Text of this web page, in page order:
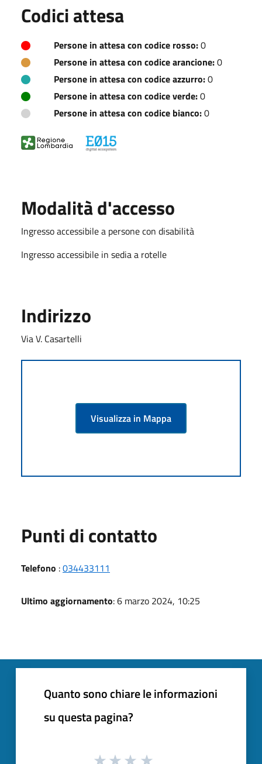
Codici attesa
Persone in attesa con codice rosso:0
Persone in attesa con codice arancione:0
Persone in attesa con codice azzurro:0
Persone in attesa con codice verde:0
Persone in attesa con codice bianco:0
Modalità d'accesso
Ingresso accessibile a persone con disabilità
Ingresso accessibile in sedia a rotelle
Indirizzo
Via V. Casartelli
Visualizza in Mappa
Punti di contatto
Telefono :034433111
Ultimo aggiornamento: 6 marzo 2024, 10:25
Quanto sono chiare le informazioni
su questa pagina?